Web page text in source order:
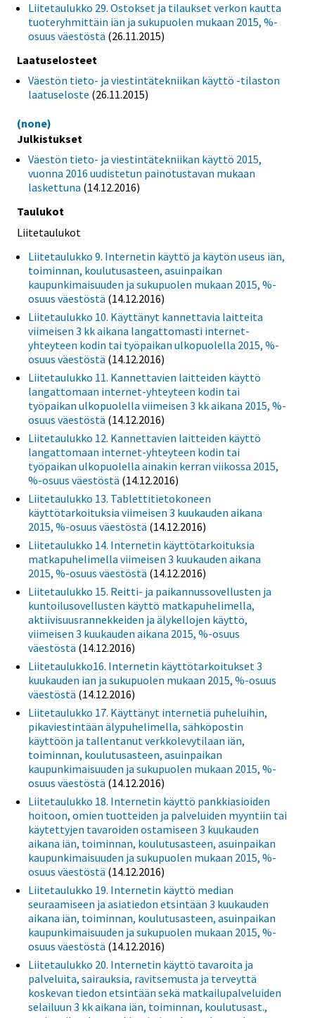
Liitetaulukko 29. Ostokset ja tilaukset verkon kautta
tuoteryhmittäin iän ja sukupuolen mukaan 2015, %-
osuus väestöstä (26.11.2015)
Laatuselosteet
Väestön tieto- ja viestintätekniikan käyttö -tilaston
laatuseloste (26.11.2015)
(none)
Julkistukset
Väestön tieto- ja viestintätekniikan käyttö 2015,
vuonna 2016 uudistetun painotustavan mukaan
laskettuna (14.12.2016)
Taulukot
Liitetaulukot
Liitetaulukko 9. Internetin käyttö ja käytön useus iän,
toiminnan, koulutusasteen, asuinpaikan
kaupunkimaisuuden ja sukupuolen mukaan 2015, %-
osuus väestöstä (14.12.2016)
Liitetaulukko 10. Käyttänyt kannettavia laitteita
viimeisen 3 kk aikana langattomasti internet-
yhteyteen kodin tai työpaikan ulkopuolella 2015, %-
osuus väestöstä (14.12.2016)
Liitetaulukko 11. Kannettavien laitteiden käyttö
langattomaan internet-yhteyteen kodin tai
työpaikan ulkopuolella viimeisen 3 kk aikana 2015, %-
osuus väestöstä (14.12.2016)
Liitetaulukko 12. Kannettavien laitteiden käyttö
langattomaan internet-yhteyteen kodin tai
työpaikan ulkopuolella ainakin kerran viikossa 2015,
%-osuus väestöstä (14.12.2016)
Liitetaulukko 13. Tablettitietokoneen
käyttötarkoituksia viimeisen 3 kuukauden aikana
2015, %-osuus väestöstä (14.12.2016)
Liitetaulukko 14. Internetin käyttötarkoituksia
matkapuhelimella viimeisen 3 kuukauden aikana
2015, %-osuus väestöstä (14.12.2016)
Liitetaulukko 15. Reitti- ja paikannussovellusten ja
kuntoilusovellusten käyttö matkapuhelimella,
aktiivisuusrannekkeiden ja älykellojen käyttö,
viimeisen 3 kuukauden aikana 2015, %-osuus
väestöstä (14.12.2016)
Liitetaulukko16. Internetin käyttötarkoitukset 3
kuukauden ian ja sukupuolen mukaan 2015, %-osuus
väestöstä (14.12.2016)
Liitetaulukko 17. Käyttänyt internetiä puheluihin,
pikaviestintään älypuhelimella, sähköpostin
käyttöön ja tallentanut verkkolevytilaan iän,
toiminnan, koulutusasteen, asuinpaikan
kaupunkimaisuuden ja sukupuolen mukaan 2015, %-
osuus väestöstä (14.12.2016)
Liitetaulukko 18. Internetin käyttö pankkiasioiden
hoitoon, omien tuotteiden ja palveluiden myyntiin tai
käytettyjen tavaroiden ostamiseen 3 kuukauden
aikana iän, toiminnan, koulutusasteen, asuinpaikan
kaupunkimaisuuden ja sukupuolen mukaan 2015, %-
osuus väestöstä (14.12.2016)
Liitetaulukko 19. Internetin käyttö median
seuraamiseen ja asiatiedon etsintään 3 kuukauden
aikana iän, toiminnan, koulutusasteen, asuinpaikan
kaupunkimaisuuden ja sukupuolen mukaan 2015, %-
osuus väestöstä (14.12.2016)
Liitetaulukko 20. Internetin käyttö tavaroita ja
palveluita, sairauksia, ravitsemusta ja terveyttä
koskevan tiedon etsintään sekä matkailupalveluiden
selailuun 3 kk aikana iän, toiminnan, koulutusast.,